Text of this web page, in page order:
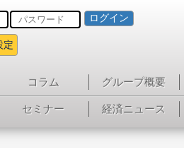
ログイン
定
コラム グループ概要
セミナー 経済ニュース